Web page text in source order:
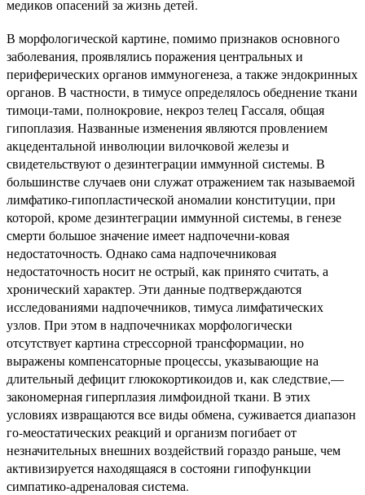
медиков опасений за жизнь детей.
В морфологической картине, помимо признаков основного
заболевания, проявлялись поражения центральных и
периферических органов иммуногенеза, а также эндокринных
органов. В частности, в тимусе определялось обеднение ткани
тимоци-тами, полнокровие, некроз телец Гассаля, общая
гипоплазия. Названные изменения являются провлением
акцедентальной инволюции вилочковой железы и
свидетельствуют о дезинтеграции иммунной системы. В
большинстве случаев они служат отражением так называемой
лимфатико-гипопластической аномалии конституции, при
которой, кроме дезинтеграции иммунной системы, в генезе
смерти большое значение имеет надпочечни-ковая
недостаточность. Однако сама надпочечниковая
недостаточность носит не острый, как принято считать, а
хронический характер. Эти данные подтверждаются
исследованиями надпочечников, тимуса лимфатических
узлов. При этом в надпочечниках морфологически
отсутствует картина стрессорной трансформации, но
выражены компенсаторные процессы, указывающие на
длительный дефицит глюкокортикоидов и, как следствие,—
закономерная гиперплазия лимфоидной ткани. В этих
условиях извращаются все виды обмена, суживается диапазон
го-меостатических реакций и организм погибает от
незначительных внешних воздействий гораздо раньше, чем
активизируется находящаяся в состояни гипофункции
симпатико-адреналовая система.